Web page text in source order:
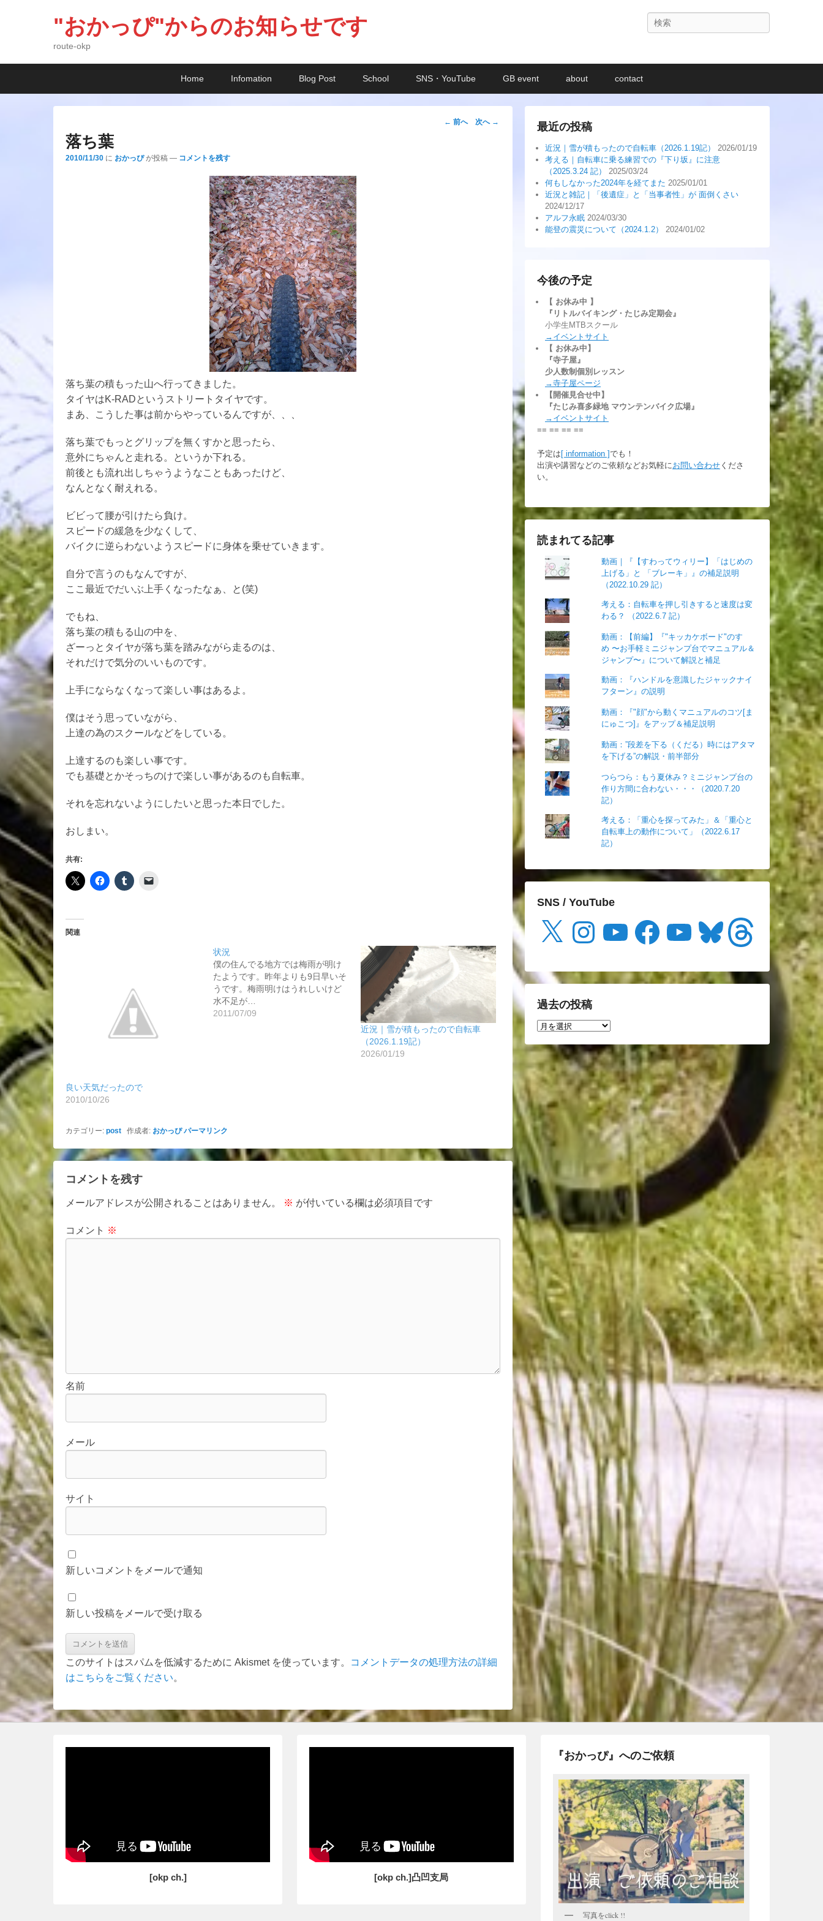
"おかっぴ"からのお知らせです
route-okp
索
Home Infomation Blog Post School SNS・YouTube GB event about contact
投
← 前へ 次へ →
落ち葉
2010/11/30 に おかっぴ が投稿 — コメントを残す
落ち葉の積もった山へ行ってきました。
タイヤはK-RADというストリートタイヤです。
まあ、こうした事は前からやっているんですが、、、
落ち葉でもっとグリップを無くすかと思ったら、
意外にちゃんと走れる。というか下れる。
前後とも流れ出しちゃうようなこともあったけど、
なんとなく耐えれる。
ビビって腰が引けたら負け。
スピードの緩急を少なくして、
バイクに逆らわないようスピードに身体を乗せていきます。
自分で言うのもなんですが、
ここ最近でだいぶ上手くなったなぁ、と(笑)
でもね、
落ち葉の積もる山の中を、
ざーっとタイヤが落ち葉を踏みながら走るのは、
それだけで気分のいいものです。
上手にならなくなって楽しい事はあるよ。
僕はそう思っていながら、
上達の為のスクールなどをしている。
上達するのも楽しい事です。
でも基礎とかそっちのけで楽しい事があるのも自転車。
それを忘れないようにしたいと思った本日でした。
おしまい。
共有:
関連
良い天気だったので
2010/10/26
状況
僕の住んでる地方では梅雨が明け
たようです。昨年よりも9日早いそ
うです。梅雨明けはうれしいけど
水不足が…
2011/07/09
近況｜雪が積もったので自転車
（2026.1.19記）
2026/01/19
カテゴリー: post 作成者: おかっぴ パーマリンク
コメントを残す
メールアドレスが公開されることはありません。 ※ が付いている欄は必須項目です
コメント ※
名前
メール
サイト
新しいコメントをメールで通知
新しい投稿をメールで受け取る
このサイトはスパムを低減するために Akismet を使っています。
コメントデータの処理方法の詳細
はこちらをご覧ください。
最近の投稿
近況｜雪が積もったので自転車（2026.1.19記）
2026/01/19
考える｜自転車に乗る練習での『下り坂』に注意
（2025.3.24 記）
2025/03/24
何もしなかった2024年を経てまた 2025/01/01
近況と雑記｜「後遺症」と「当事者性」が 面倒くさい
2024/12/17
アルフ永眠 2024/03/30
能登の震災について（2024.1.2）
2024/01/02
今後の予定
【 お休み中 】
『リトルバイキング・たじみ定期会』
小学生MTBスクール
→イベントサイト
【 お休み中】
『寺子屋』
少人数制個別レッスン
→寺子屋ページ
【開催見合せ中】
『たじみ喜多緑地 マウンテンバイク広場』
→イベントサイト
== == == ==
予定は [ information ]でも！
出演や講習などのご依頼などお気軽にお問い合わせ くださ
い。
読まれてる記事
動画｜『【すわってウィリー】「はじめの
上げる」と 「ブレーキ」』の補足説明
（2022.10.29 記）
考える：自転車を押し引きすると速度は変
わる？ （2022.6.7 記）
動画：【前編】『"キッカケボード"のすゝ
め 〜お手軽ミニジャンプ台でマニュアル＆
ジャンプ〜』について解説と補足
動画：『ハンドルを意識したジャックナイ
フターン』の説明
動画：『"顔"から動くマニュアルのコツ[ま
にゅこつ]』をアップ＆補足説明
動画：”段差を下る（くだる）時にはアタマ
を下げる”の解説・前半部分
つらつら：もう夏休み？ミニジャンプ台の
作り方間に合わない・・・（2020.7.20
記）
考える：「重心を探ってみた」＆「重心と
自転車上の動作について」（2022.6.17
記）
SNS / YouTube
Instagram Facebook Bluesky Threads
過去の投稿
過
の
投
稿
[okp ch.] [okp ch.]凸凹支局
『おかっぴ』へのご依頼
写真をclick !!